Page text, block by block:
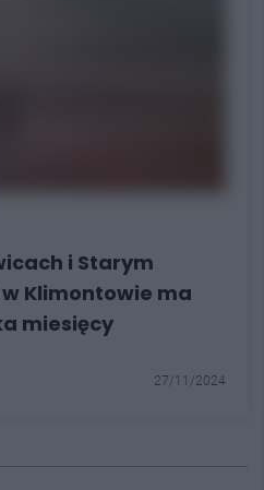
i Starym
Klimontowie ma
miesięcy
27/11/2024